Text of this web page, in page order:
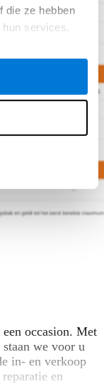
die ze hebben
services.
occasion. Met
we voor u
in- en verkoop
en